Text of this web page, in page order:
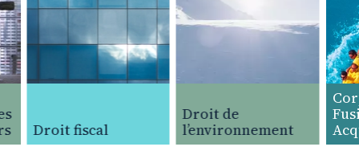
Droit fiscal
Droit de
l’environnement